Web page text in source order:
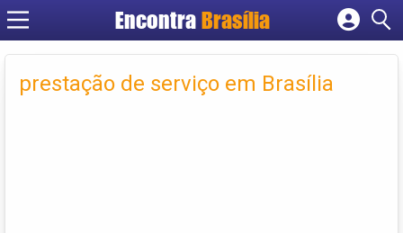
EncontraBrasília
Cadastrar empresa
Criar conta
prestação de serviço em Brasília